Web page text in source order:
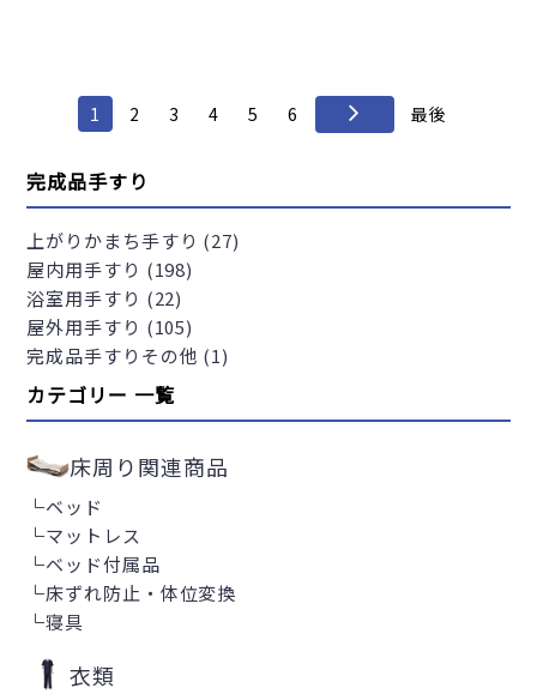
1 2 3 4 5 6 最後
完成品手すり
上がりかまち手すり (27)
屋内用手すり (198)
浴室用手すり (22)
屋外用手すり (105)
完成品手すりその他 (1)
カテゴリー 一覧
床周り関連商品
└ベッド
└マットレス
└ベッド付属品
└床ずれ防止・体位変換
└寝具
衣類